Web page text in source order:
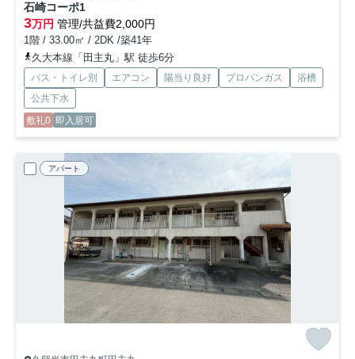
石崎コーポ1
3万円 管理/共益費2,000円
1階 / 33.00㎡ / 2DK /築41年
久大本線「田主丸」駅 徒歩6分
バス・トイレ別 エアコン 陽当り良好 プロパンガス
浴槽
公共下水
敷礼0 即入居可
アパート